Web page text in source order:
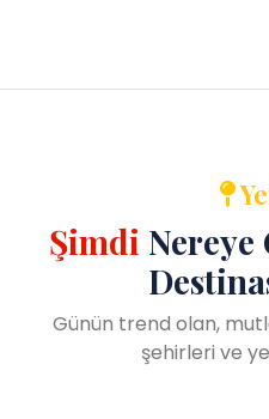
Şimdi
Günün trend olan,
şehirleri ve